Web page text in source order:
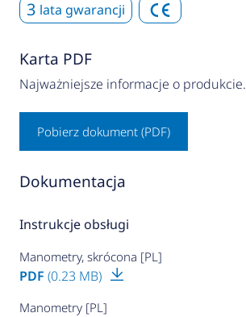
3 lata gwarancji
Karta PDF
Najważniejsze informacje o produkcie.
Pobierz dokument (PDF)
Dokumentacja
Instrukcje obsługi
Manometry, skrócona [PL]
PDF (0.23 MB)
Manometry [PL]